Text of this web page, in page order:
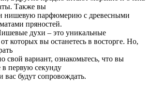
Также вы
нишевую парфюмерию с древесными
пряностей.
духи – это уникальные
которых вы останетесь в восторге. Но,
свой вариант, ознакомьтесь, что вы
в первую секунду
вас будут сопровождать.